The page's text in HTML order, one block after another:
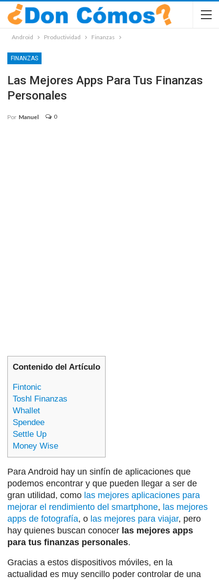
Android Productividad Finanzas
FINANZAS
Las Mejores Apps Para Tus Finanzas
Personales
Por Manuel 0
Contenido del Artículo
Fintonic
Toshl Finanzas
Whallet
Spendee
Settle Up
Money Wise
Para Android hay un sinfín de aplicaciones que
podemos encontrar y que pueden llegar a ser de
gran utilidad, como las mejores aplicaciones para
mejorar el rendimiento del smartphone, las mejores
apps de fotografía, o las mejores para viajar, pero
hay quienes buscan conocer las mejores apps
para tus finanzas personales.
Gracias a estos dispositivos móviles, en la
actualidad es muy sencillo poder controlar de una